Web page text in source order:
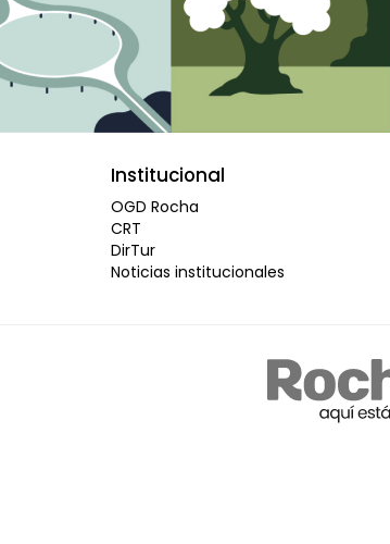
Institucional
OGD Rocha
CRT
DirTur
Noticias institucionales